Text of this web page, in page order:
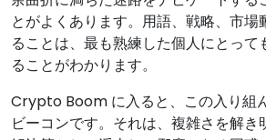
とがよくあります。用語、戦略、市場
ることは、最も熟練した個人にとって
ることがわかります。
Crypto Boom に入ると、この入り組
ビーコンです。それは、複雑さを解